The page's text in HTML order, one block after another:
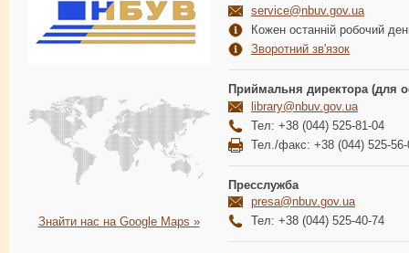
Знайти нас на Google Maps »
service@nbuv.gov.ua
Кожен останній робочий
Зворотний зв'язок
Приймальня директора (для
library@nbuv.gov.ua
Тел: +38 (044) 525-81-04
Тел./факс: +38 (044) 525-56-
Пресслужба
presa@nbuv.gov.ua
Тел: +38 (044) 525-40-74